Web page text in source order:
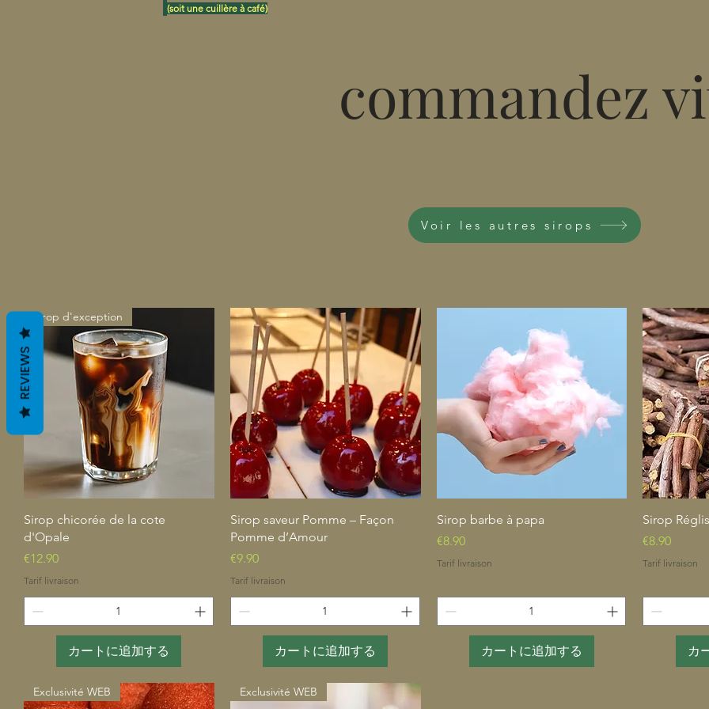
(soit une cuillère à café)
commandez
Voir les autres sirops
クイックビュー
Sirop d'exception
Sirop chicorée de la cote
d'Opale
価格
€12.90
Tarif livraison
カートに追加する
クイックビュー
Sirop saveur Pomme – Façon
Pomme d’Amour
価格
€9.90
Tarif livraison
カートに追加する
クイックビュー
Sirop barbe à papa
価格
€8.90
Tarif livraison
カートに追加する
Sirop
価格
€8.90
Tarif livraison
カ
Exclusivité WEB Exclusivité WEB
REVIEWS